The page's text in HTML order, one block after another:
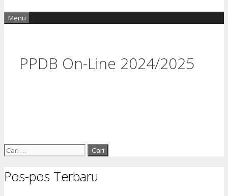
Menu
PPDB On-Line 2024/2025
Cari
Pos-pos Terbaru